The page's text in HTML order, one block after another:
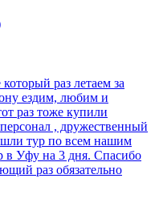
раз летаем за
ездим, любим и
раз тоже купили
, дружественный
тур по всем нашим
в Уфу на 3 дня. Спасибо
раз обязательно